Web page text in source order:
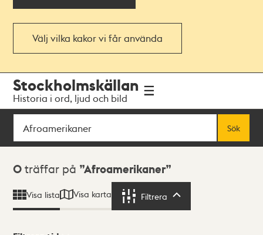
Välj vilka kakor vi får använda
navigationen
huvudinnehållet
Stockholmskällan
Historia i ord, ljud och bild
Sök
Sök
Sökresultat
0 träffar på Afroamerikaner
Visa lista Visa karta Filtrera